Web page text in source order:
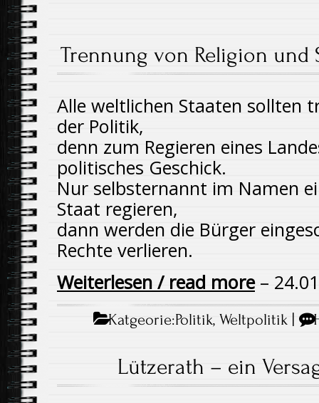
Trennung von Religion und
Alle weltlichen Staaten sollten
der Politik,
denn zum Regieren eines
politisches Geschick.
Nur selbsternannt im Namen
Staat regieren,
dann werden die Bürger
Rechte verlieren.
Weiterlesen / read more–
Katgeorie:Politik,Weltpolitik |
Lützerath – ein